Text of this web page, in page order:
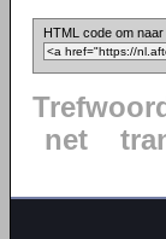
HTML code om
net